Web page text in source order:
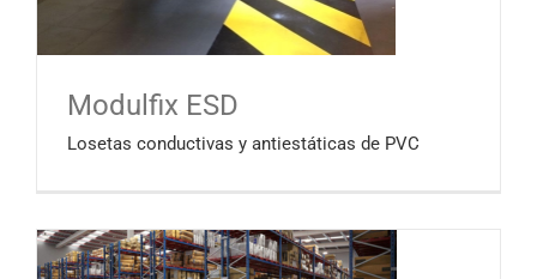
Modulfix ESD
Losetas conductivas y antiestáticas de PVC